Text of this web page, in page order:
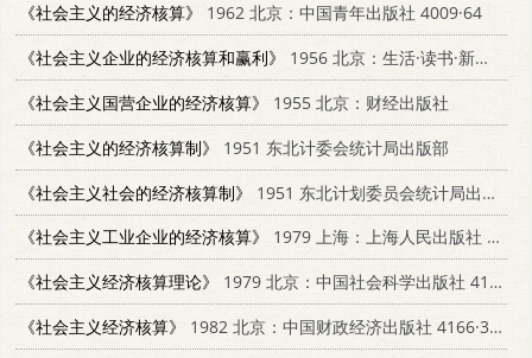
《社会主义的经济核算》
1962 北京：中国青年出版社 4009·64
《社会主义企业的经济核算和赢利》
1956 北京：生活·读书·新知三联书店 4002·86
《社会主义国营企业的经济核算》
1955 北京：财经出版社
《社会主义的经济核算制》
1951 东北计委会统计局出版部
《社会主义社会的经济核算制》
1951 东北计划委员会统计局出版部
《社会主义工业企业的经济核算》
1979 上海：上海人民出版社 4074·429
《社会主义经济核算理论》
1979 北京：中国社会科学出版社 4190·374
《社会主义经济核算》
1982 北京：中国财政经济出版社 4166·374